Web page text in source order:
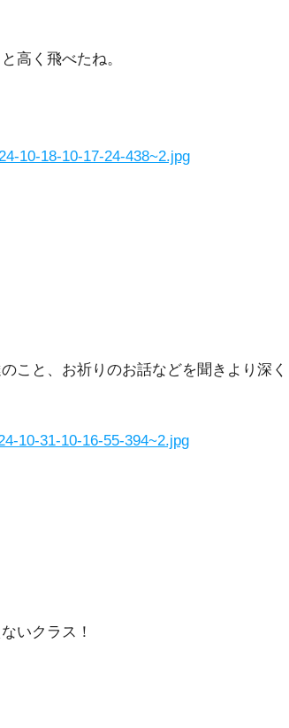
高く飛べたね。
こと、お祈りのお話などを聞きより深く
いクラス！